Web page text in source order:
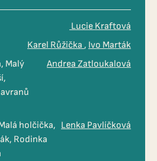
Lucie Kraftová
Karel Růžička
Ivo Marták
Malý
Andrea Zatloukalová
holčička,
Rodinka
Lenka Pavlíčková